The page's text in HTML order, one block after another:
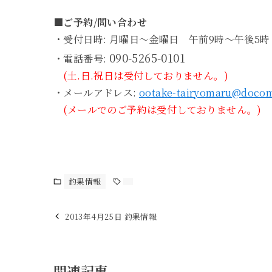
■ご予約/問い合わせ
・受付日時: 月曜日～金曜日 午前9時～午後5時
・電話番号: 090-5265-0101
(土.日.祝日は受付しておりません。)
・メールアドレス: ootake-
(メールでのご予約は受付しておりません。)
釣果情報
2013年4月25日 釣果情報